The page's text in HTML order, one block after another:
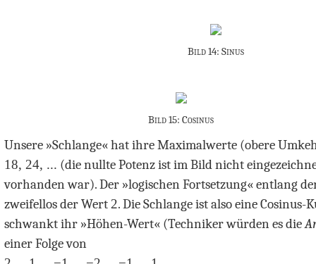
Bild 14: Sinus
Bild 15: Cosinus
Unsere »Schlange« hat ihre Maximalwerte (obere
18, 24, ... (die nullte Potenz ist im Bild nicht
vorhanden war). Der »logischen Fortsetzung« entlang
zweifellos der Wert 2. Die Schlange ist also eine
schwankt ihr »Höhen-Wert« (Techniker würden es die
einer Folge von